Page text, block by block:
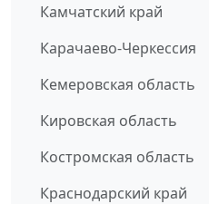
Камчатский край
Карачаево-Черкессия
Кемеровская область
Кировская область
Костромская область
Краснодарский край